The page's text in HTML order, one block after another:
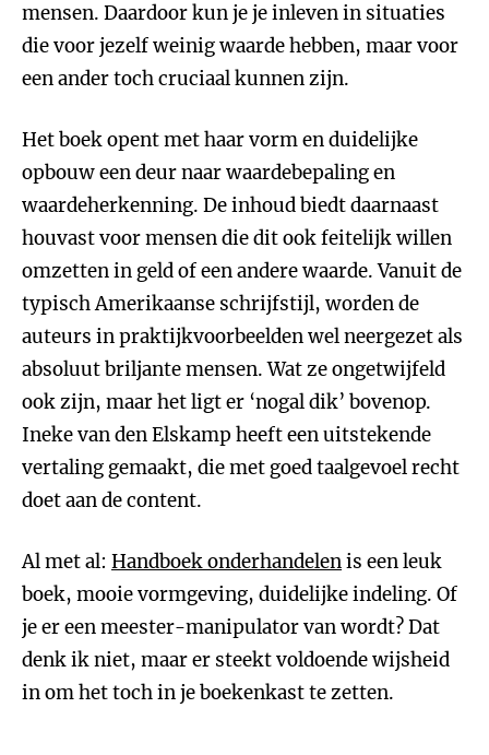
mensen. Daardoor kun je je inleven in situaties
die voor jezelf weinig waarde hebben, maar voor
een ander toch cruciaal kunnen zijn.
Het boek opent met haar vorm en duidelijke
opbouw een deur naar waardebepaling en
waardeherkenning. De inhoud biedt daarnaast
houvast voor mensen die dit ook feitelijk willen
omzetten in geld of een andere waarde. Vanuit de
typisch Amerikaanse schrijfstijl, worden de
auteurs in praktijkvoorbeelden wel neergezet als
absoluut briljante mensen. Wat ze ongetwijfeld
ook zijn, maar het ligt er ‘nogal dik’ bovenop.
Ineke van den Elskamp heeft een uitstekende
vertaling gemaakt, die met goed taalgevoel recht
doet aan de content.
Al met al: Handboek onderhandelenis een leuk
boek, mooie vormgeving, duidelijke indeling. Of
je er een meester-manipulator van wordt? Dat
denk ik niet, maar er steekt voldoende wijsheid
in om het toch in je boekenkast te zetten.